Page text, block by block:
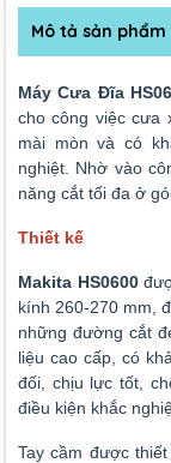
Mô tả sản phẩm
Máy Cưa Đĩa
cho công việc cưa
mài mòn và có
nghiệt. Nhờ vào
năng cắt tối đa ở
Thiết kế
Makita HS0600
kính 260-270 mm,
những đường cắt
liệu cao cấp, có
đối, chịu lực tốt,
điều kiện khắc
Tay cầm được